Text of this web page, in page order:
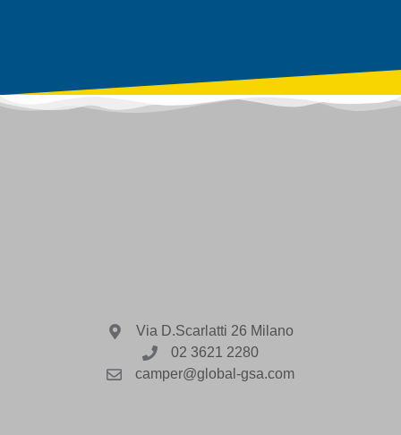
Via D.Scarlatti 26 Milano
02 3621 2280
camper@global-gsa.com